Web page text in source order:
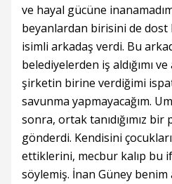
ve hayal gücüne
beyanlardan birisini de dost
isimli arkadaş verdi. Bu
belediyelerden iş aldığımı
şirketin birine verdiğimi
savunma yapmayacağım.
sonra, ortak tanıdığımız bir
gönderdi. Kendisini
ettiklerini, mecbur kalıp bu
söylemiş. İnan Güney benim